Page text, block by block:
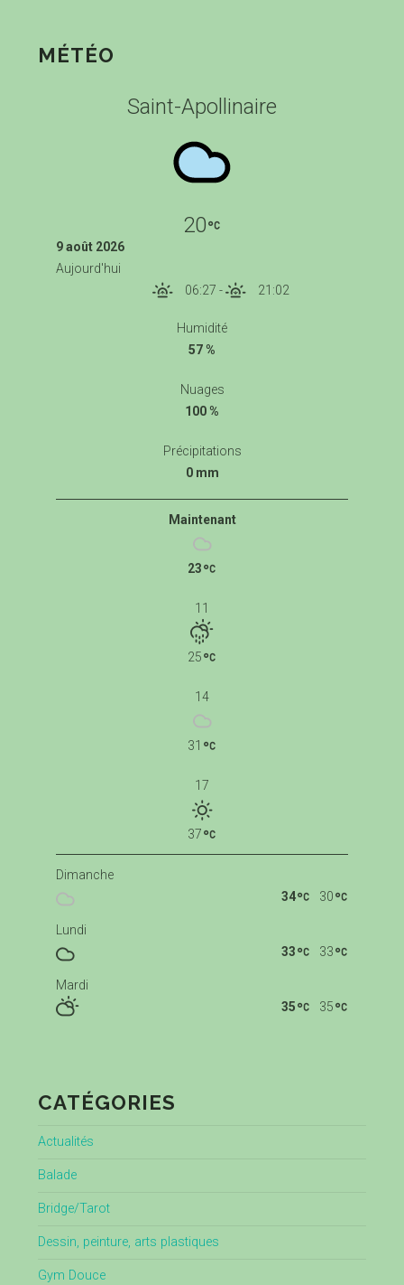
MÉTÉO
Saint-Apollinaire
20
9 août 2026
Aujourd'hui
06:27 - 21:02
Humidité
57 %
Nuages
100 %
Précipitations
0 mm
Maintenant
23
11
25
14
31
17
37
Dimanche
30
34
Lundi
33
33
Mardi
35
35
CATÉGORIES
Actualités
Balade
Bridge/Tarot
Dessin, peinture, arts plastiques
Gym Douce